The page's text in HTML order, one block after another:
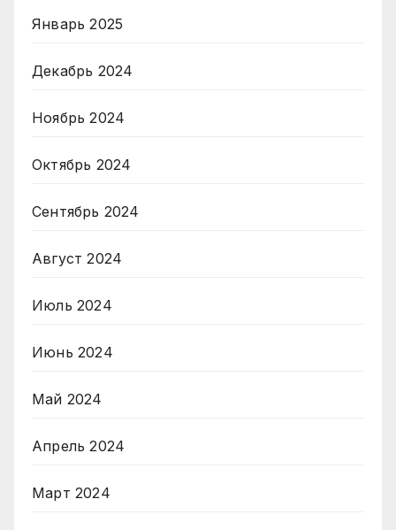
Январь 2025
Декабрь 2024
Ноябрь 2024
Октябрь 2024
Сентябрь 2024
Август 2024
Июль 2024
Июнь 2024
Май 2024
Апрель 2024
Март 2024